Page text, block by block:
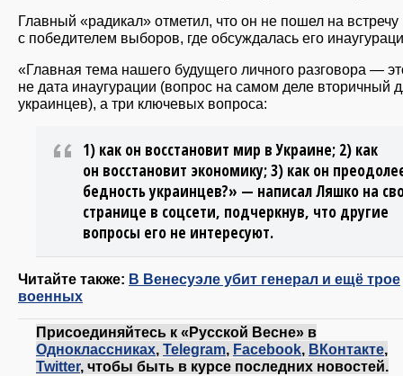
Главный «радикал» отметил, что он не пошел на встречу
с победителем выборов, где обсуждалась его
«Главная тема нашего будущего личного разговора —
не дата инаугурации (вопрос на самом деле вторичный
украинцев), а три ключевых вопроса:
1) как он восстановит мир в Украине; 2) как
он восстановит экономику; 3) как он
бедность украинцев?» — написал Ляшко на
странице в соцсети, подчеркнув, что другие
вопросы его не интересуют.
Читайте также: В Венесуэле убит генерал и ещё трое
военных
Присоединяйтесь к «Русской Весне» в
Одноклассниках, Telegram, Facebook, ВКонтакте,
Twitter, чтобы быть в курсе последних новостей.